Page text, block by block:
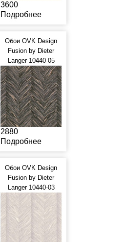
3600
Подробнее
Обои OVK Design
Fusion by Dieter
Langer 10440-05
2880
Подробнее
Обои OVK Design
Fusion by Dieter
Langer 10440-03